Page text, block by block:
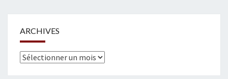
ARCHIVES
Archives